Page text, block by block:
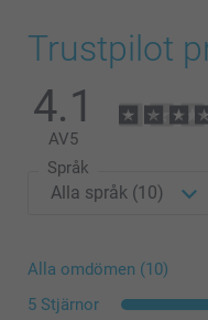
Trustpilot
4.1
AV5
Språk
Alla omdömen (10)
5 Stjärnor